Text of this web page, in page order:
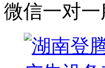
微信一对一